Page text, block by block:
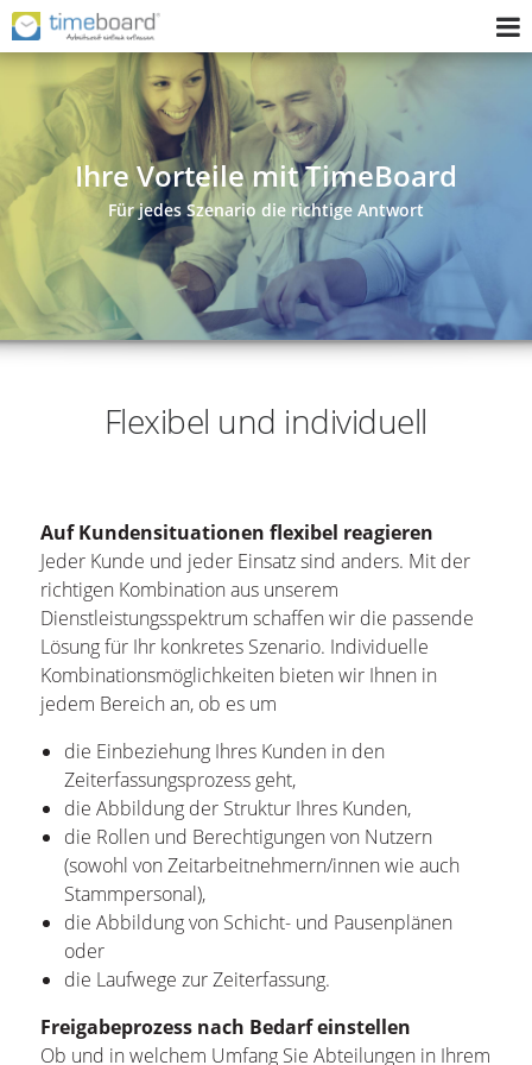
Ihre Vorteile mit TimeBoard
Für jedes Szenario die richtige Antwort
Flexibel und individuell
Auf Kundensituationen flexibel reagieren
Jeder Kunde und jeder Einsatz sind anders. Mit der
richtigen Kombination aus unserem
Dienstleistungsspektrum schaffen wir die passende
Lösung für Ihr konkretes Szenario. Individuelle
Kombinationsmöglichkeiten bieten wir Ihnen in
jedem Bereich an, ob es um
die Einbeziehung Ihres Kunden in den
Zeiterfassungsprozess geht,
die Abbildung der Struktur Ihres Kunden,
die Rollen und Berechtigungen von Nutzern
(sowohl von Zeitarbeitnehmern/innen wie auch
Stammpersonal),
die Abbildung von Schicht- und Pausenplänen
oder
die Laufwege zur Zeiterfassung.
Freigabeprozess nach Bedarf einstellen
Ob und in welchem Umfang Sie Abteilungen in Ihrem
Home
Zeiterfassungssystem
Implementierung
Fragen Sie uns
Wer wir sind
Login